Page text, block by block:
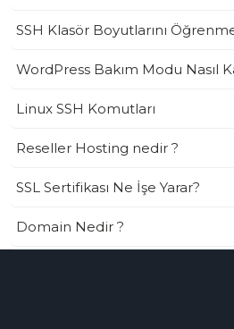
SSH Klasör Boyutlarını
WordPress Bakım Modu Nasıl
Linux SSH Komutları
Reseller Hosting nedir ?
SSL Sertifikası Ne İşe Yarar?
Domain Nedir ?